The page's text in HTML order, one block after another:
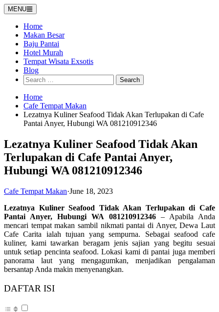
Skip
to
content
MENU
Home
Makan Besar
Baju Pantai
Hotel Murah
Tempat Wisata Exsotis
Blog
Search
for:
Home
Cafe Tempat Makan
Lezatnya Kuliner Seafood Tidak Akan Terlupakan di Cafe
Pantai Anyer, Hubungi WA 081210912346
Lezatnya Kuliner Seafood Tidak Akan
Terlupakan di Cafe Pantai Anyer,
Hubungi WA 081210912346
Cafe Tempat Makan·June 18, 2023
Lezatnya Kuliner Seafood Tidak Akan Terlupakan di Cafe
Pantai Anyer, Hubungi WA 081210912346– Apabila Anda
mencari tempat makan sambil nikmati pantai di Anyer, Dewa Laut
Cafe Carita ialah tujuan yang sempurna. Sebagai seafood cafe
kuliner, kami tawarkan beragam jenis sajian yang begitu sesuai
untuk setiap pencinta seafood. Lokasi kami di pantai juga memberi
panorama laut yang mengagumkan, menjadikan pengalaman
bersantap Anda makin menyenangkan.
DAFTAR ISI